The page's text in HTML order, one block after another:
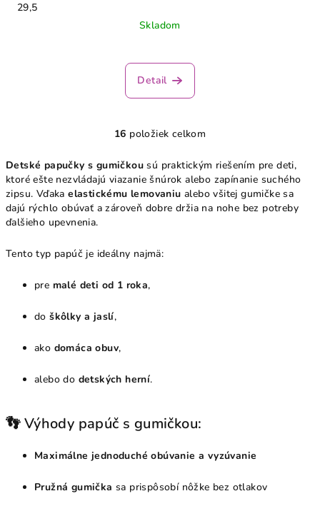
29,5
Skladom
Detail
O
l
á
d
i
i
u
16 položiek celkom
Detské papučky s gumičkou sú praktickým riešením pre deti,
ktoré ešte nezvládajú viazanie šnúrok alebo zapínanie suchého
zipsu. Vďakaelastickému lemovaniu alebo všitej gumičke sa
dajú rýchlo obúvať a zároveň dobre držia na nohe bez potreby
ďalšieho upevnenia.
Tento typ papúč je ideálny najmä:
pre malé deti od 1 roka,
doškôlky a jaslí,
ako domáca obuv,
alebo do detských herní.
👣 Výhody papúč s gumičkou:
Maximálne jednoduché obúvanie a vyzúvanie
Pružná gumička sa prispôsobí nôžke bez otlakov